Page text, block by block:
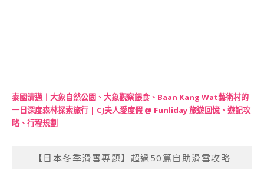
泰國清邁｜大象自然公園、大象觀察餵食、Baan Kang Wat藝術村的
一日深度森林探索旅行 | CJ夫人愛度假 @ Funliday 旅遊回憶、遊記攻
略、行程規劃
【日本冬季滑雪專題】超過50篇自助滑雪攻略